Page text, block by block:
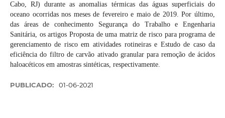
Cabo, RJ) durante as anomalias térmicas das águas superficiais do
oceano ocorridas nos meses de fevereiro e maio de 2019. Por último,
das áreas de conhecimento Segurança do Trabalho e Engenharia
Sanitária, os artigos Proposta de uma matriz de risco para programa de
gerenciamento de risco em atividades rotineiras e Estudo de caso da
eficiência do filtro de carvão ativado granular para remoção de ácidos
haloacéticos em amostras sintéticas, respectivamente.
PUBLICADO: 01-06-2021